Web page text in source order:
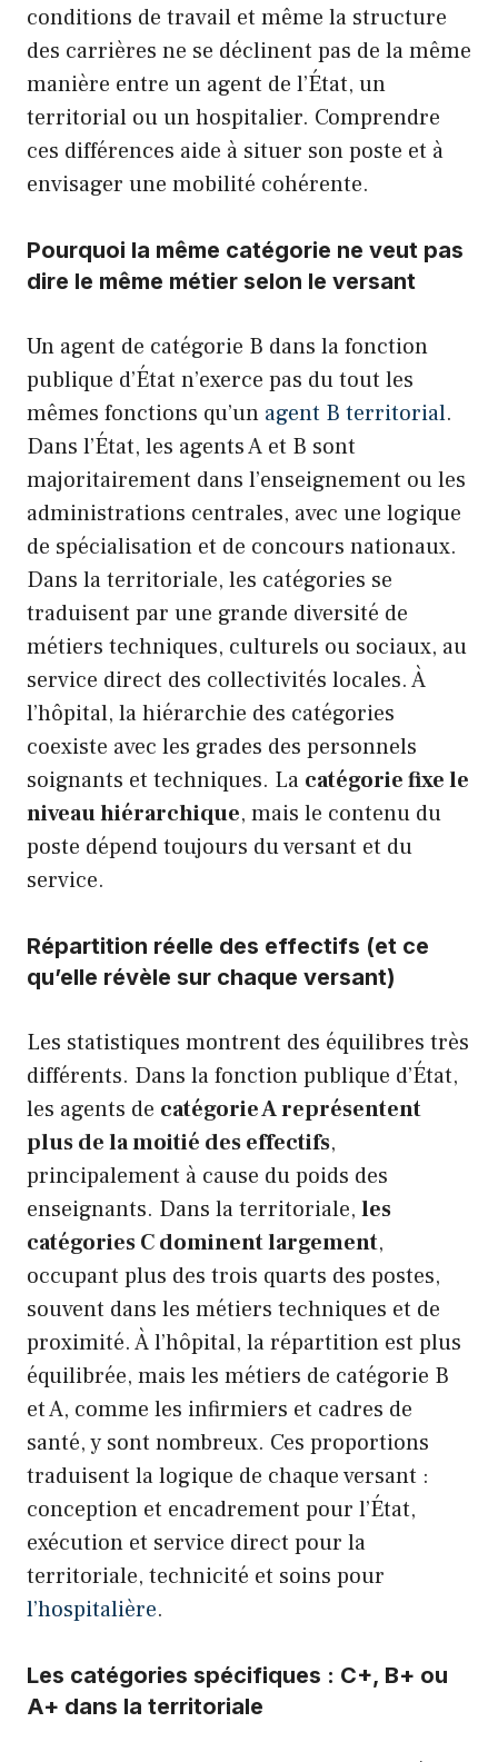
conditions de travail et même la structure
des carrières ne se déclinent pas de la même
manière entre un agent de l’État, un
territorial ou un hospitalier. Comprendre
ces différences aide à situer son poste et à
envisager une mobilité cohérente.
Pourquoi la même catégorie ne veut pas
dire le même métier selon le versant
Un agent de catégorie B dans la fonction
publique d’État n’exerce pas du tout les
mêmes fonctions qu’un agent B territorial.
Dans l’État, les agents A et B sont
majoritairement dans l’enseignement ou les
administrations centrales, avec une logique
de spécialisation et de concours nationaux.
Dans la territoriale, les catégories se
traduisent par une grande diversité de
métiers techniques, culturels ou sociaux, au
service direct des collectivités locales. À
l’hôpital, la hiérarchie des catégories
coexiste avec les grades des personnels
soignants et techniques. La catégorie fixe le
niveau hiérarchique, mais le contenu du
poste dépend toujours du versant et du
service.
Répartition réelle des effectifs (et ce
qu’elle révèle sur chaque versant)
Les statistiques montrent des équilibres très
différents. Dans la fonction publique d’État,
les agents de catégorie A représentent
plus de la moitié des effectifs,
principalement à cause du poids des
enseignants. Dans la territoriale, les
catégories C dominent largement,
occupant plus des trois quarts des postes,
souvent dans les métiers techniques et de
proximité. À l’hôpital, la répartition est plus
équilibrée, mais les métiers de catégorie B
et A, comme les infirmiers et cadres de
santé, y sont nombreux. Ces proportions
traduisent la logique de chaque versant :
conception et encadrement pour l’État,
exécution et service direct pour la
territoriale, technicité et soins pour
l’hospitalière.
Les catégories spécifiques : C+, B+ ou
A+ dans la territoriale